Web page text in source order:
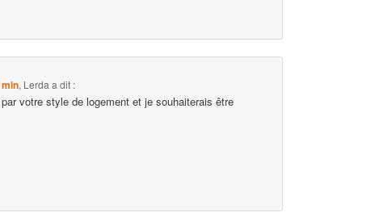
, Lerda a dit :
votre style de logement et je souhaiterais être